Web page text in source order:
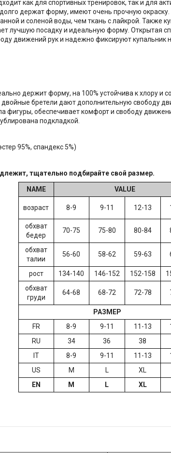
как для спортивных тренировок, так и для
держат форму, имеют очень прочную
и соленой воды, чем ткань с лайкрой. Также
лучшую посадку и идеальную форму. Открытая
движений рук и надежно фиксируют купальник
держит форму, на 100% устойчива к хлору и
двойные бретели дают дополнительную свободу
фигуры, обеспечивает комфорт и свободу
подкладкой.
95%, спандекс 5%)
тщательно подбирайте свой размер.
NAME VALUE
возраст 8-9 9-11 12-13
обхват
бедер
70-75 75-80 80-84
обхват
талии
56-60 58-62 59-63
рост 134-140 146-152 152-158
обхват
груди
64-68 68-72 72-78
РАЗМЕР
FR
8-9 9-11 11-13
RU
34 36 38
IT
8-9 9-11 11-13
US
M L XL
EN
M L XL